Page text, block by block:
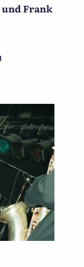
Frank